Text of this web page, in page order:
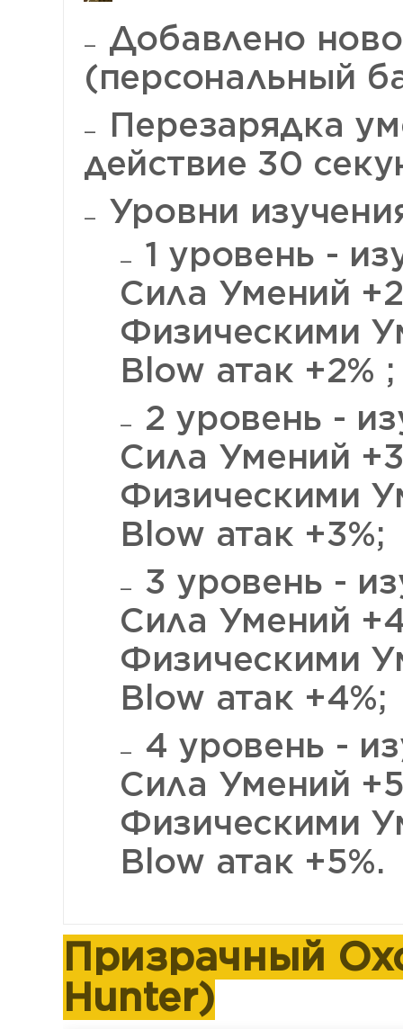
Добавлено
(персональный
Перезарядка
действие 30
Уровни
1 уровень -
Сила Умений
Физическими
Blow атак +2% ;
2 уровень -
Сила Умений
Физическими
Blow атак +3%;
3 уровень -
Сила Умений
Физическими
Blow атак +4%;
4 уровень -
Сила Умений
Физическими
Blow атак +5%.
Призрачный
Hunter)